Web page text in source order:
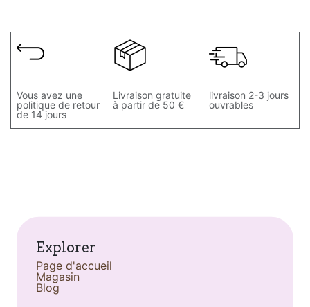
Vous avez une
politique de retour
de 14 jours
Livraison gratuite
à partir de 50 €
livraison 2-3 jours
ouvrables
Explorer
Page d'accueil
Magasin
Blog